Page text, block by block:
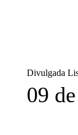
Divulgada
09